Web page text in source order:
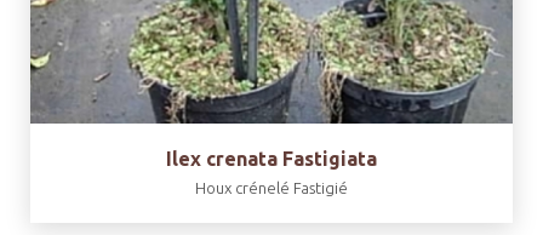
Ilex crenata Fastigiata
Houx crénelé Fastigié